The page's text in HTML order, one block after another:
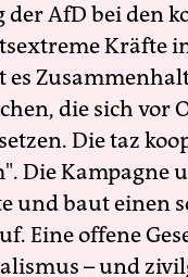
der AfD bei den
Kräfte
es
die sich vor
Die taz
Die Kampagne
und baut einen
Eine offene
– und